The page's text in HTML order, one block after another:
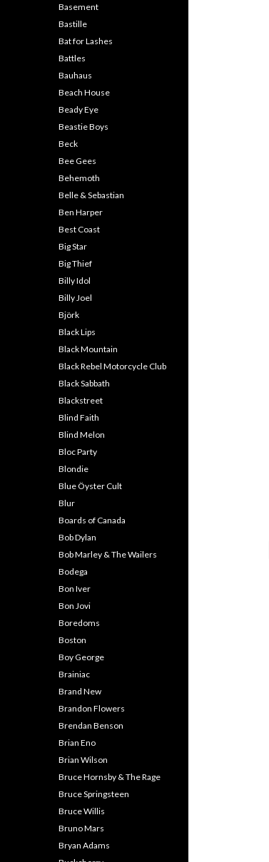
Basement
Bastille
Bat for Lashes
Battles
Bauhaus
Beach House
Beady Eye
Beastie Boys
Beck
Bee Gees
Behemoth
Belle & Sebastian
Ben Harper
Best Coast
Big Star
Big Thief
Billy Idol
Billy Joel
Björk
Black Lips
Black Mountain
Black Rebel Motorcycle Club
Black Sabbath
Blackstreet
Blind Faith
Blind Melon
Bloc Party
Blondie
Blue Öyster Cult
Blur
Boards of Canada
Bob Dylan
Bob Marley & The Wailers
Bodega
Bon Iver
Bon Jovi
Boredoms
Boston
Boy George
Brainiac
Brand New
Brandon Flowers
Brendan Benson
Brian Eno
Brian Wilson
Bruce Hornsby & The Rage
Bruce Springsteen
Bruce Willis
Bruno Mars
Bryan Adams